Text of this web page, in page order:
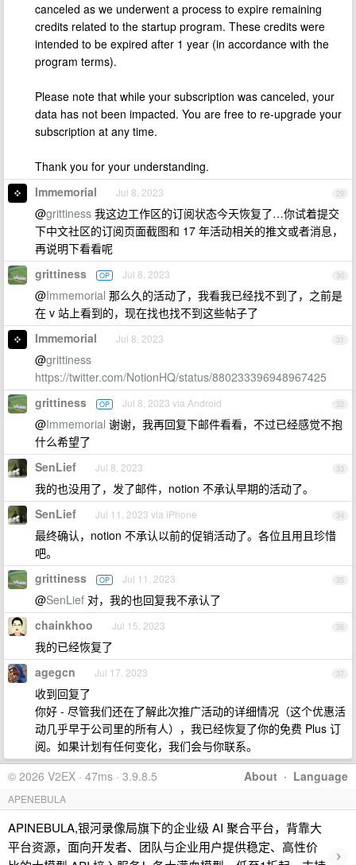
canceled as we underwent a process to expire remaining
credits related to the startup program. These credits were
intended to be expired after 1 year (in accordance with the
program terms).
Please note that while your subscription was canceled, your
data has not been impacted. You are free to re-upgrade your
subscription at any time.
Thank you for your understanding.
29
Immemorial Jul 8, 2023
@grittiness 我这边工作区的订阅状态今天恢复了…你试着提交
下中文社区的订阅页面截图和 17 年活动相关的推文或者消息，
再说明下看看呢
30
grittiness OP Jul 8, 2023
@Immemorial 那么久的活动了，我看我已经找不到了，之前是
在 v 站上看到的，现在找也找不到这些帖子了
31
Immemorial Jul 8, 2023
@grittiness
https://twitter.com/NotionHQ/status/880233396948967425
32
grittiness OP Jul 8, 2023 via Android
@Immemorial 谢谢，我再回复下邮件看看，不过已经感觉不抱
什么希望了
33
SenLief Jul 8, 2023
我的也没用了，发了邮件，notion 不承认早期的活动了。
34
SenLief Jul 11, 2023 via iPhone
最终确认，notion 不承认以前的促销活动了。各位且用且珍惜
吧。
35
grittiness OP Jul 11, 2023
@SenLief 对，我的也回复我不承认了
36
chainkhoo Jul 15, 2023
我的已经恢复了
37
agegcn Jul 17, 2023
收到回复了
你好 - 尽管我们还在了解此次推广活动的详细情况（这个优惠活
动几乎早于公司里的所有人），我已经恢复了你的免费 Plus 订
阅。如果计划有任何变化，我们会与你联系。
About · Language
© 2026 V2EX · 47ms · 3.9.8.5
APENEBULA
APINEBULA,银河录像局旗下的企业级 AI 聚合平台，背靠大
平台资源，面向开发者、团队与企业用户提供稳定、高性价
›